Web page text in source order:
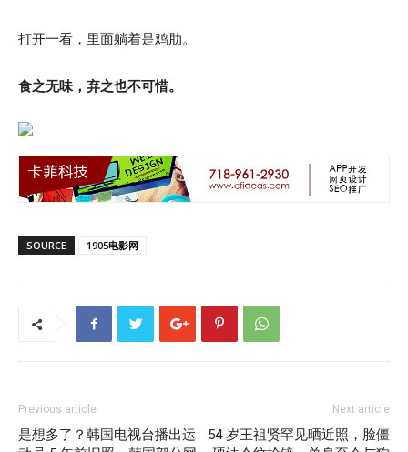
打开一看，里面躺着是鸡肋。
食之无味，弃之也不可惜。
SOURCE 1905电影网
Previous article
是想多了？韩国电视台播出运
Next article
54 岁王祖贤罕见晒近照，脸僵